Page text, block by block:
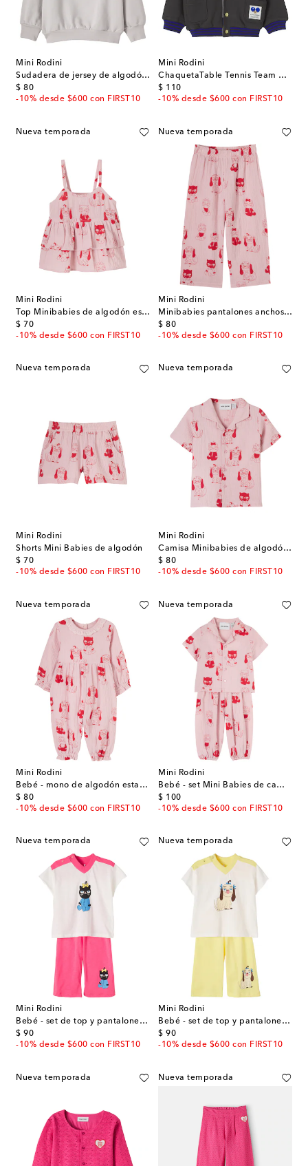
Mini Rodini
Sudadera de jersey de algodón bordada
$ 80
original price
-10% desde $600 con FIRST10
Mini Rodini
ChaquetaTable Tennis Team de jersey de algodón
$ 110
original price
-10% desde $600 con FIRST10
Nueva temporada
Mini Rodini
Top Minibabies de algodón estampada con volantes
$ 70
original price
-10% desde $600 con FIRST10
Nueva temporada
Mini Rodini
Minibabies pantalones anchos de algodón
$ 80
original price
-10% desde $600 con FIRST10
Nueva temporada
Mini Rodini
Shorts Mini Babies de algodón
$ 70
original price
-10% desde $600 con FIRST10
Nueva temporada
Mini Rodini
Camisa Minibabies de algodón estampada
$ 80
original price
-10% desde $600 con FIRST10
Nueva temporada
Mini Rodini
Bebé - mono de algodón estampado
$ 80
original price
-10% desde $600 con FIRST10
Nueva temporada
Mini Rodini
Bebé - set Mini Babies de camisa y pantalones de algodón
$ 100
original price
-10% desde $600 con FIRST10
Nueva temporada
Mini Rodini
Bebé - set de top y pantalones Cat de algodón
$ 90
original price
-10% desde $600 con FIRST10
Nueva temporada
Mini Rodini
Bebé - set de top y pantalones Dog de jersey
$ 90
original price
-10% desde $600 con FIRST10
Nueva temporada Nueva temporada